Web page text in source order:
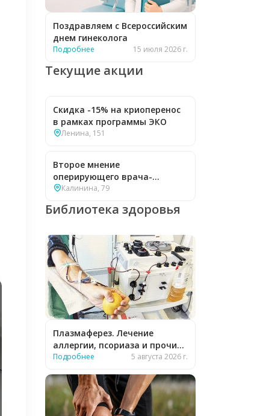
Поздравляем с Всероссийским
днем гинеколога
Подробнее 15 июля 2026 г.
Текущие акции
Скидка -15% на криоперенос
в рамках программы ЭКО
Ленина, 151
Второе мнение
оперирующего врача-
гинеколога — бесплатно
Калинина, 79
Библиотека здоровья
Плазмаферез. Лечение
аллергии, псориаза и прочих
заболеваний
Подробнее 5 августа 2026 г.